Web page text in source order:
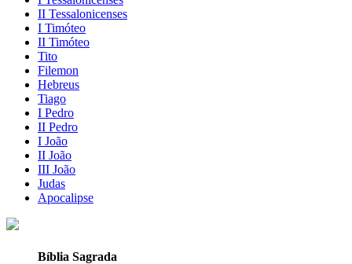
II Tessalonicenses
I Timóteo
II Timóteo
Tito
Filemon
Hebreus
Tiago
I Pedro
II Pedro
I João
II João
III João
Judas
Apocalipse
Bíblia Sagrada